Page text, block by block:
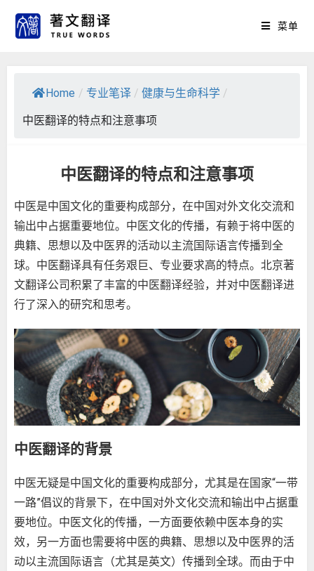
菜单
Home / 专业笔译 / 健康与生命科学 /
中医翻译的特点和注意事项
中医翻译的特点和注意事项
中医是中国文化的重要构成部分，在中国对外文化交流和
输出中占据重要地位。中医文化的传播，有赖于将中医的
典籍、思想以及中医界的活动以主流国际语言传播到全
球。中医翻译具有任务艰巨、专业要求高的特点。北京著
文翻译公司积累了丰富的中医翻译经验，并对中医翻译进
行了深入的研究和思考。
中医翻译的背景
中医无疑是中国文化的重要构成部分，尤其是在国家“一带
一路”倡议的背景下，在中国对外文化交流和输出中占据重
要地位。中医文化的传播，一方面要依赖中医本身的实
效，另一方面也需要将中医的典籍、思想以及中医界的活
动以主流国际语言（尤其是英文）传播到全球。而由于中